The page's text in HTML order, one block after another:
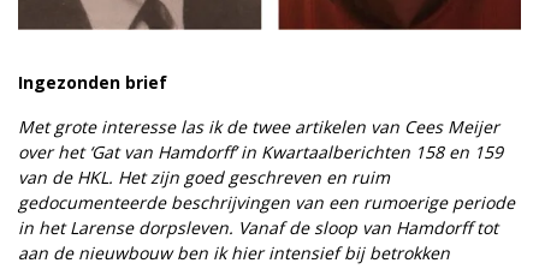
Ingezonden brief
Met grote interesse las ik de twee artikelen van Cees Meijer
over het ‘Gat van Hamdorff’ in Kwartaalberichten 158 en 159
van de HKL. Het zijn goed geschreven en ruim
gedocumenteerde beschrijvingen van een rumoerige periode
in het Larense dorpsleven. Vanaf de sloop van Hamdorff tot
aan de nieuwbouw ben ik hier intensief bij betrokken